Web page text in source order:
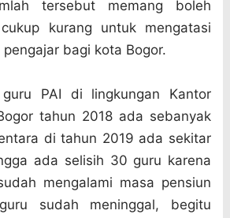
tersebut memang boleh
kurang untuk mengatasi
bagi kota Bogor.
PAI di lingkungan Kantor
tahun 2018 ada sebanyak
di tahun 2019 ada sekitar
ada selisih 30 guru karena
mengalami masa pensiun
sudah meninggal, begitu